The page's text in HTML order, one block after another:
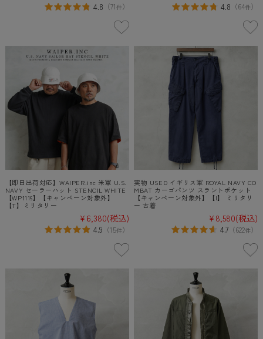
4.8 （71件） 4.8 （64件）
【即日出荷対応】WAIPER.inc 米軍 U.S.
NAVY セーラーハット STENCIL WHITE
【WP1116】【キャンペーン対象外】
【T】ミリタリー
¥6,380(税込)
4.9 （15件）
実物 USED イギリス軍 ROYAL NAVY CO
MBAT カーゴパンツ スラントポケット
【キャンペーン対象外】【I】 ミリタリ
ー 古着
¥8,580(税込)
4.7 （622件）